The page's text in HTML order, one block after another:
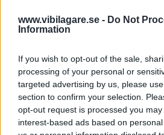
www.vibilagare.se - Do Not
Information
If you wish to opt-out of the sale,
processing of your personal or
targeted advertising by us, please
section to confirm your selection.
opt-out request is processed you
interest-based ads based on
funkar när solen skiner och vägen
när förhållandena blir tuffare, eller
svensk vinter
”Det dröjde inte länge
började pipa och
långtestbilarna
, som ska